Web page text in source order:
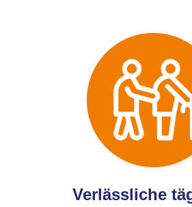
Verlässliche